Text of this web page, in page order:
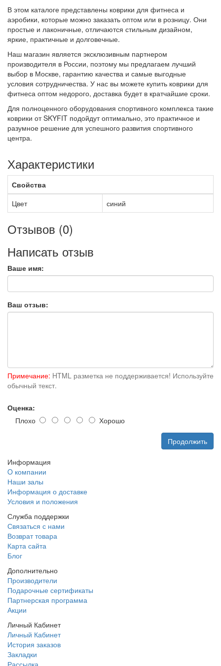
В этом каталоге представлены коврики для фитнеса и
аэробики, которые можно заказать оптом или в розницу. Они
простые и лаконичные, отличаются стильным дизайном,
яркие, практичные и долговечные.
Наш магазин является эксклюзивным партнером
производителя в России, поэтому мы предлагаем лучший
выбор в Москве, гарантию качества и самые выгодные
условия сотрудничества. У нас вы можете купить коврики для
фитнеса оптом недорого, доставка будет в кратчайшие сроки.
Для полноценного оборудования спортивного комплекса такие
коврики отSKYFIT подойдут оптимально, это практичное и
разумное решение для успешного развития спортивного
центра.
Характеристики
Свойства
Цвет
синий
Отзывов (0)
Написать отзыв
Ваше имя:
Ваш отзыв:
Примечание: HTML разметка не поддерживается! Используйте
обычный текст.
Оценка:
Плохо
Хорошо
Продолжить
Информация
O компании
Наши залы
Информация о доставке
Условия и положения
Служба поддержки
Связаться с нами
Возврат товара
Карта сайта
Блог
Дополнительно
Производители
Подарочные сертификаты
Партнерская программа
Акции
Личный Кабинет
Личный Кабинет
История заказов
Закладки
Рассылка